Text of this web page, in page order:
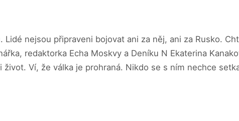
Lidé nejsou připraveni bojovat ani za něj, ani za Rusko.
redaktorka Echa Moskvy a Deníku N Ekaterina
život. Ví, že válka je prohraná. Nikdo se s ním nechce